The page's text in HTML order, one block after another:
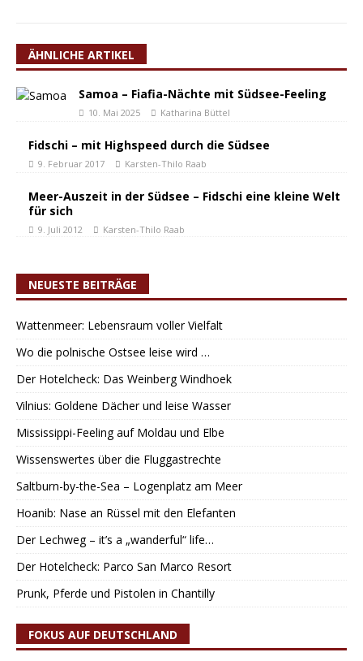
ÄHNLICHE ARTIKEL
Samoa – Fiafia-Nächte mit Südsee-Feeling
10. Mai 2025 Katharina Büttel
Fidschi – mit Highspeed durch die Südsee
9. Februar 2017 Karsten-Thilo Raab
Meer-Auszeit in der Südsee – Fidschi eine kleine Welt
für sich
9. Juli 2012 Karsten-Thilo Raab
NEUESTE BEITRÄGE
Wattenmeer: Lebensraum voller Vielfalt
Wo die polnische Ostsee leise wird …
Der Hotelcheck: Das Weinberg Windhoek
Vilnius: Goldene Dächer und leise Wasser
Mississippi-Feeling auf Moldau und Elbe
Wissenswertes über die Fluggastrechte
Saltburn-by-the-Sea – Logenplatz am Meer
Hoanib: Nase an Rüssel mit den Elefanten
Der Lechweg – it’s a „wanderful“ life…
Der Hotelcheck: Parco San Marco Resort
Prunk, Pferde und Pistolen in Chantilly
FOKUS AUF DEUTSCHLAND